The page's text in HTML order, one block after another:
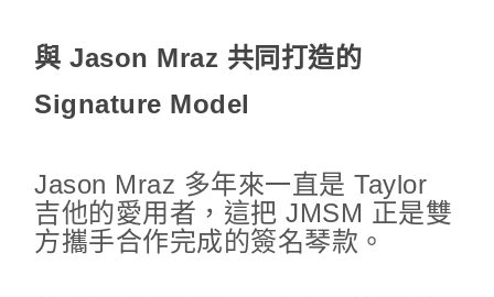
與 Jason Mraz 共同打造的
Signature Model
Jason Mraz 多年來一直是 Taylor
吉他的愛用者，這把 JMSM 正是雙
方攜手合作完成的簽名琴款。